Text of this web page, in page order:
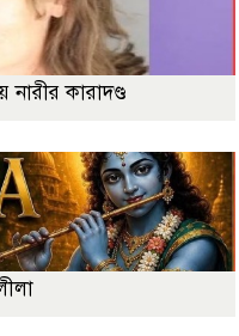
নারীর কারাদণ্ড